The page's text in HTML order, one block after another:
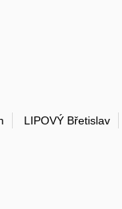
LIPOVÝ Břetislav